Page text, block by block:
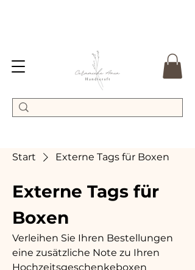
Start Externe Tags für Boxen
Externe Tags für
Boxen
Verleihen Sie Ihren Bestellungen
eine zusätzliche Note zu Ihren
Hochzeitsgeschenkeboxen